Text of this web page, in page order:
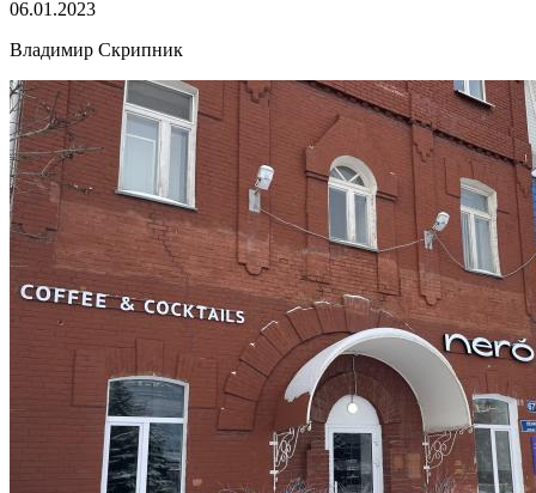
06.01.2023
Владимир Скрипник